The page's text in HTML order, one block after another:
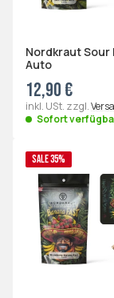
Nordkraut Sour
Auto
12,90 €
inkl. USt. zzgl.
Sofort
SALE 35%